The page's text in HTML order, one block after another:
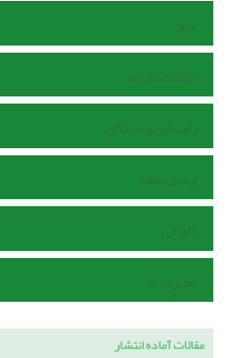
مرور
اطلاعات نشریه
راهنمای نویسندگان
ارسال مقاله
داوران
تماس با ما
مقالات آماده انتشار